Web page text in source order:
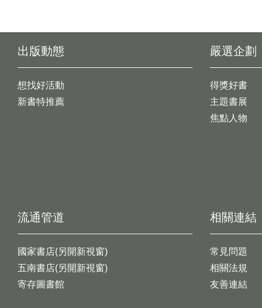
出版動態
想找好活動
新書特推薦
嚴選企劃
得獎好書
主題書展
焦點人物
流通管道
國家書店(另開新視窗)
五南書店(另開新視窗)
寄存圖書館
相關連結
常見問題
相關法規
友善連結